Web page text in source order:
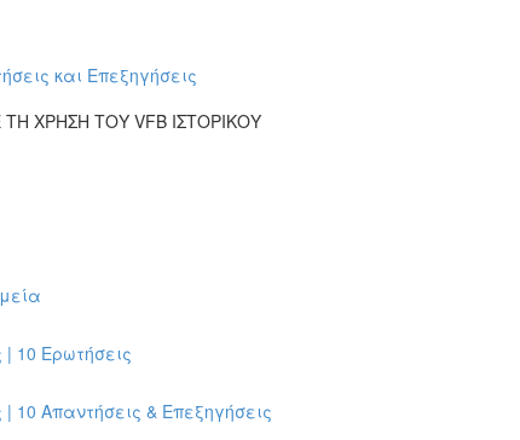
και Επεξηγήσεις
ΧΡΗΣΗ ΤΟΥ VFB ΙΣΤΟΡΙΚΟΥ
10 Ερωτήσεις
10 Απαντήσεις & Επεξηγήσεις